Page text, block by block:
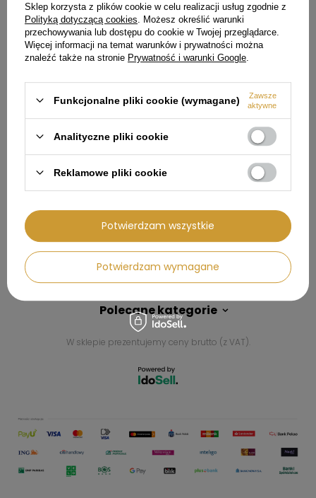
Zamówienia
Śledzenie przesyłki
Chcę zareklamować produkt
Chcę odstąpić od umowy
Chcę wymienić produkt
Kontakt
Konto
Regulaminy
Polecane kategorie
W sklepie prezentujemy ceny brutto (z VAT).
Sklep korzysta z plików cookie w celu realizacji usług zgodnie z
Polityką dotyczącą cookies . Możesz określić warunki
przechowywania lub dostępu do cookie w Twojej przeglądarce.
Więcej informacji na temat warunków i prywatności można
znaleźć także na stronie Prywatność i warunki Google
Funkcjonalne pliki cookie (wymagane)
Zawsze
aktywne
Analityczne pliki cookie
Reklamowe pliki cookie
Potwierdzam wymagane
Potwierdzam wszystkie